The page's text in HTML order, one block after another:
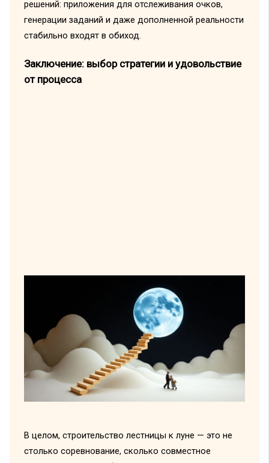
решений: приложения для отслеживания очков,
генерации заданий и даже дополненной реальности
стабильно входят в обиход.
Заключение: выбор стратегии и удовольствие
от процесса
В целом, строительство лестницы к луне — это не
столько соревнование, сколько совместное